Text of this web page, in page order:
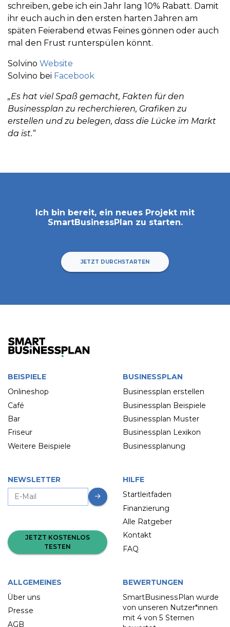
schreiben, gebe ich ein Jahr lang 10% Rabatt. Damit
ihr euch auch in den ersten harten Jahren am
späten Feierabend etwas Feines gönnen oder auch
mal den Frust runterspülen könnt.
Solvino Website
Solvino bei Facebook
„Es hat viel Spaß gemacht, Fakten für den
Businessplan zu recherchieren, Grafiken zu
erstellen und zu belegen, dass die Lücke im Markt
da ist.“
Ich bin bereit, ein neues Projekt mit
SmartBusinessPlan zu starten.
JETZT DURCHSTARTEN
BEISPIELE
Onlineshop
Café
Bar
Friseur
Weitere Beispiele
BUSINESSPLAN
Businessplan erstellen
Businessplan Beispiele
Businessplan Muster
Businessplan Lexikon
Businessplanung
NEWSLETTER
JETZT KOSTENLOS
TESTEN
HILFE
Startleitfaden
Finanzierung
Alle Ratgeber
Kontakt
FAQ
ALLGEMEINES
Über uns
Presse
AGB
BEWERTUNGEN
SmartBusinessPlan wurde
von unseren Nutzer*innen
mit 4 von 5 Sternen